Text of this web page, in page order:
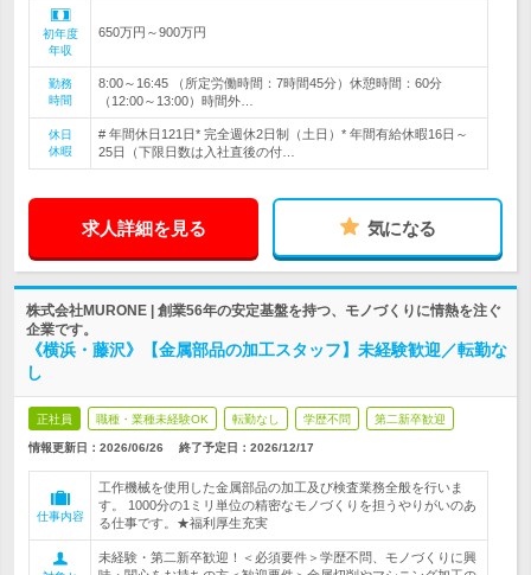
初年度
年収
650万円～900万円
勤務
時間
8:00～16:45 （所定労働時間：7時間45分）休憩時間：60分
（12:00～13:00）時間外…
休日
休暇
# 年間休日121日* 完全週休2日制（土日）* 年間有給休暇16日～
25日（下限日数は入社直後の付…
求人詳細を見る 気になる
株式会社MURONE | 創業56年の安定基盤を持つ、モノづくりに情熱を注ぐ
企業です。
《横浜・藤沢》【金属部品の加工スタッフ】未経験歓迎／転勤な
し
正社員 職種・業種未経験OK 転勤なし 学歴不問 第二新卒歓迎
情報更新日：2026/06/26 終了予定日： 2026/12/17
仕事内容
工作機械を使用した金属部品の加工及び検査業務全般を行いま
す。 1000分の1ミリ単位の精密なモノづくりを担うやりがいのあ
る仕事です。★福利厚生充実
未経験・第二新卒歓迎！＜必須要件＞学歴不問、モノづくりに興